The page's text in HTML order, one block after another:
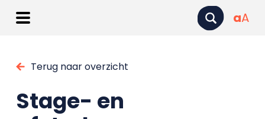
aA
Terug naar overzicht
Stage- en